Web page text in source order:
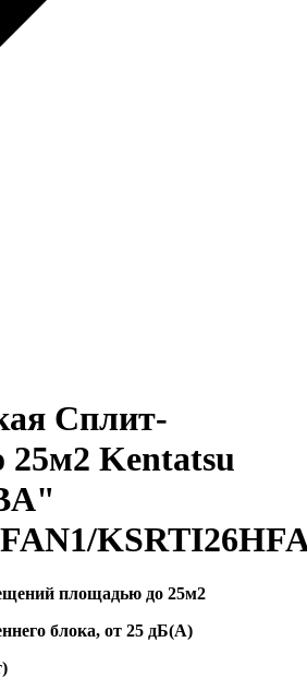
Сплит-
25м2 Kentatsu
площадью до 25м2
блока, от 25 дБ(А)